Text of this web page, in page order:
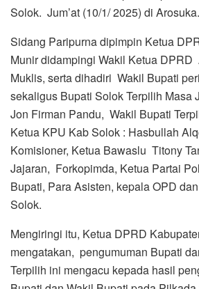
Solok. Jum’at (10/1/ 2025) di Arosuka.
Sidang Paripurna dipimpin Ketua
Munir didampingi Wakil Ketua DPRD
Muklis, serta dihadiri Wakil Bupati
sekaligus Bupati Solok Terpilih Masa
Jon Firman Pandu, Wakil Bupati
Ketua KPU Kab Solok : Hasbullah
Komisioner, Ketua Bawaslu Titony
Jajaran, Forkopimda, Ketua Partai
Bupati, Para Asisten, kepala OPD
Solok.
Mengiringi itu, Ketua DPRD
mengatakan, pengumuman Bupati
Terpilih ini mengacu kepada hasil